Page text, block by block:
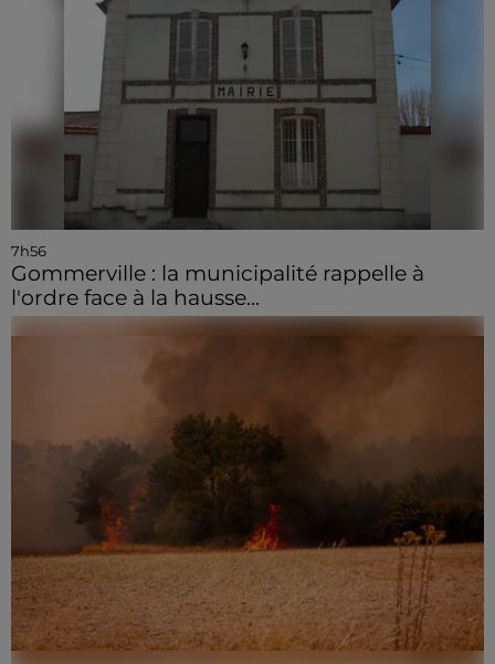
7h56
Gommerville : la municipalité rappelle à
l'ordre face à la hausse...